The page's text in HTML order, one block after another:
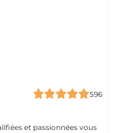
596
et passionnées vous